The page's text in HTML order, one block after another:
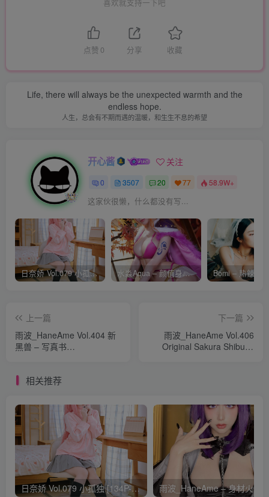
喜欢就支持一下吧
点赞 0 分享 收藏
Life, there will always be the unexpected warmth and the
endless hope.
人生，总会有不期而遇的温暖，和生生不息的希望
开心酱 关注
0 3507 20 77 58.9W+
这家伙很懒，什么都没有写...
日奈娇 Vol.079 小孤独 [134P-1.84GB] 水淼Aqua – 颜值身材双在线 火爆日本 Cos写真作品合集
上一篇
雨波_HaneAme Vol.404 新
黑兽 – 写真书
下一篇
雨波_HaneAme Vol.406
Original Sakura Shibuya
相关推荐
日奈娇 Vol.079 小孤独 [134P-1.84GB]